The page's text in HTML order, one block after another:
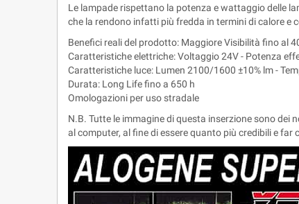
Le lampade rispettano la potenza e wattaggio delle
che la rendono infatti più fredda in termini di calore e
Benefici reali del prodotto: Maggiore Visibilità fino al
Caratteristiche elettriche: Voltaggio 24V - Potenza
Caratteristiche luce: Lumen 2100/1600 ±10% lm -
Durata: Long Life fino a 650 h
Omologazioni per uso stradale
N.B. Tutte le immagine di questa inserzione sono
al computer, al fine di essere quanto più credibili e